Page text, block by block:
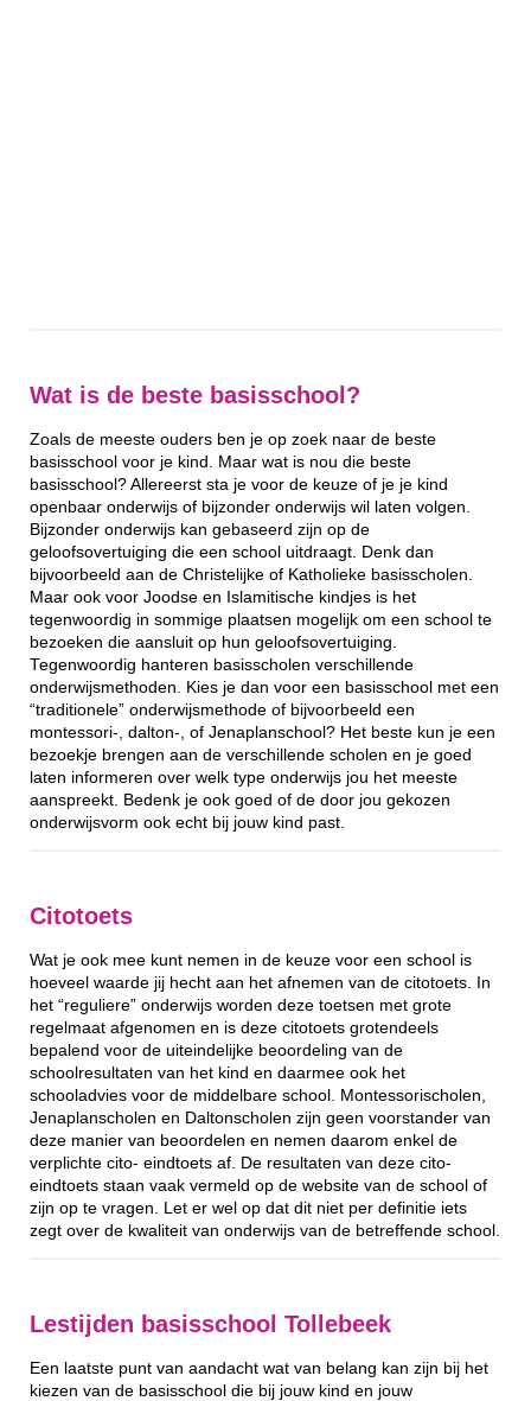
Wat is de beste basisschool?
Zoals de meeste ouders ben je op zoek naar de beste
basisschool voor je kind. Maar wat is nou die beste
basisschool? Allereerst sta je voor de keuze of je je kind
openbaar onderwijs of bijzonder onderwijs wil laten volgen.
Bijzonder onderwijs kan gebaseerd zijn op de
geloofsovertuiging die een school uitdraagt. Denk dan
bijvoorbeeld aan de Christelijke of Katholieke basisscholen.
Maar ook voor Joodse en Islamitische kindjes is het
tegenwoordig in sommige plaatsen mogelijk om een school te
bezoeken die aansluit op hun geloofsovertuiging.
Tegenwoordig hanteren basisscholen verschillende
onderwijsmethoden. Kies je dan voor een basisschool met een
“traditionele” onderwijsmethode of bijvoorbeeld een
montessori-, dalton-, of Jenaplanschool? Het beste kun je een
bezoekje brengen aan de verschillende scholen en je goed
laten informeren over welk type onderwijs jou het meeste
aanspreekt. Bedenk je ook goed of de door jou gekozen
onderwijsvorm ook echt bij jouw kind past.
Citotoets
Wat je ook mee kunt nemen in de keuze voor een school is
hoeveel waarde jij hecht aan het afnemen van de citotoets. In
het “reguliere” onderwijs worden deze toetsen met grote
regelmaat afgenomen en is deze citotoets grotendeels
bepalend voor de uiteindelijke beoordeling van de
schoolresultaten van het kind en daarmee ook het
schooladvies voor de middelbare school. Montessorischolen,
Jenaplanscholen en Daltonscholen zijn geen voorstander van
deze manier van beoordelen en nemen daarom enkel de
verplichte cito- eindtoets af. De resultaten van deze cito-
eindtoets staan vaak vermeld op de website van de school of
zijn op te vragen. Let er wel op dat dit niet per definitie iets
zegt over de kwaliteit van onderwijs van de betreffende school.
Lestijden basisschool Tollebeek
Een laatste punt van aandacht wat van belang kan zijn bij het
kiezen van de basisschool die bij jouw kind en jouw